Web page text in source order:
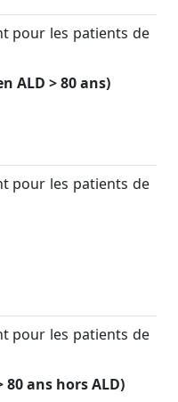
pour les patients de
ALD > 80 ans)
pour les patients de
pour les patients de
80 ans hors ALD)